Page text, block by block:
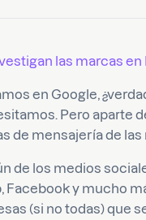
las marcas
en Google,
Pero aparte
de mensajería de las
de los medios
y mucho
(si no todas) que